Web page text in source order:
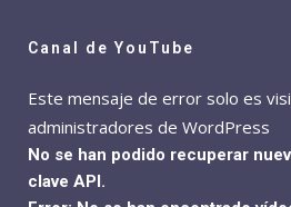
Canal de YouTube
Este mensaje de error solo es
administradores de WordPress
No se han podido recuperar
clave API.